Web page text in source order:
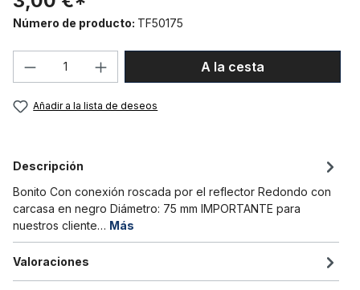
Número de producto: TF50175
Cantidad del producto: introduce la
A la cesta
Añadir a la lista de deseos
Descripción
Bonito Con conexión roscada por el reflector Redondo con
carcasa en negro Diámetro: 75 mm IMPORTANTE para
nuestros cliente… Más
Valoraciones